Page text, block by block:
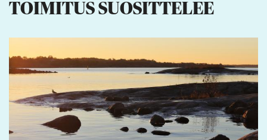
TOIMITUS SUOSITTELEE